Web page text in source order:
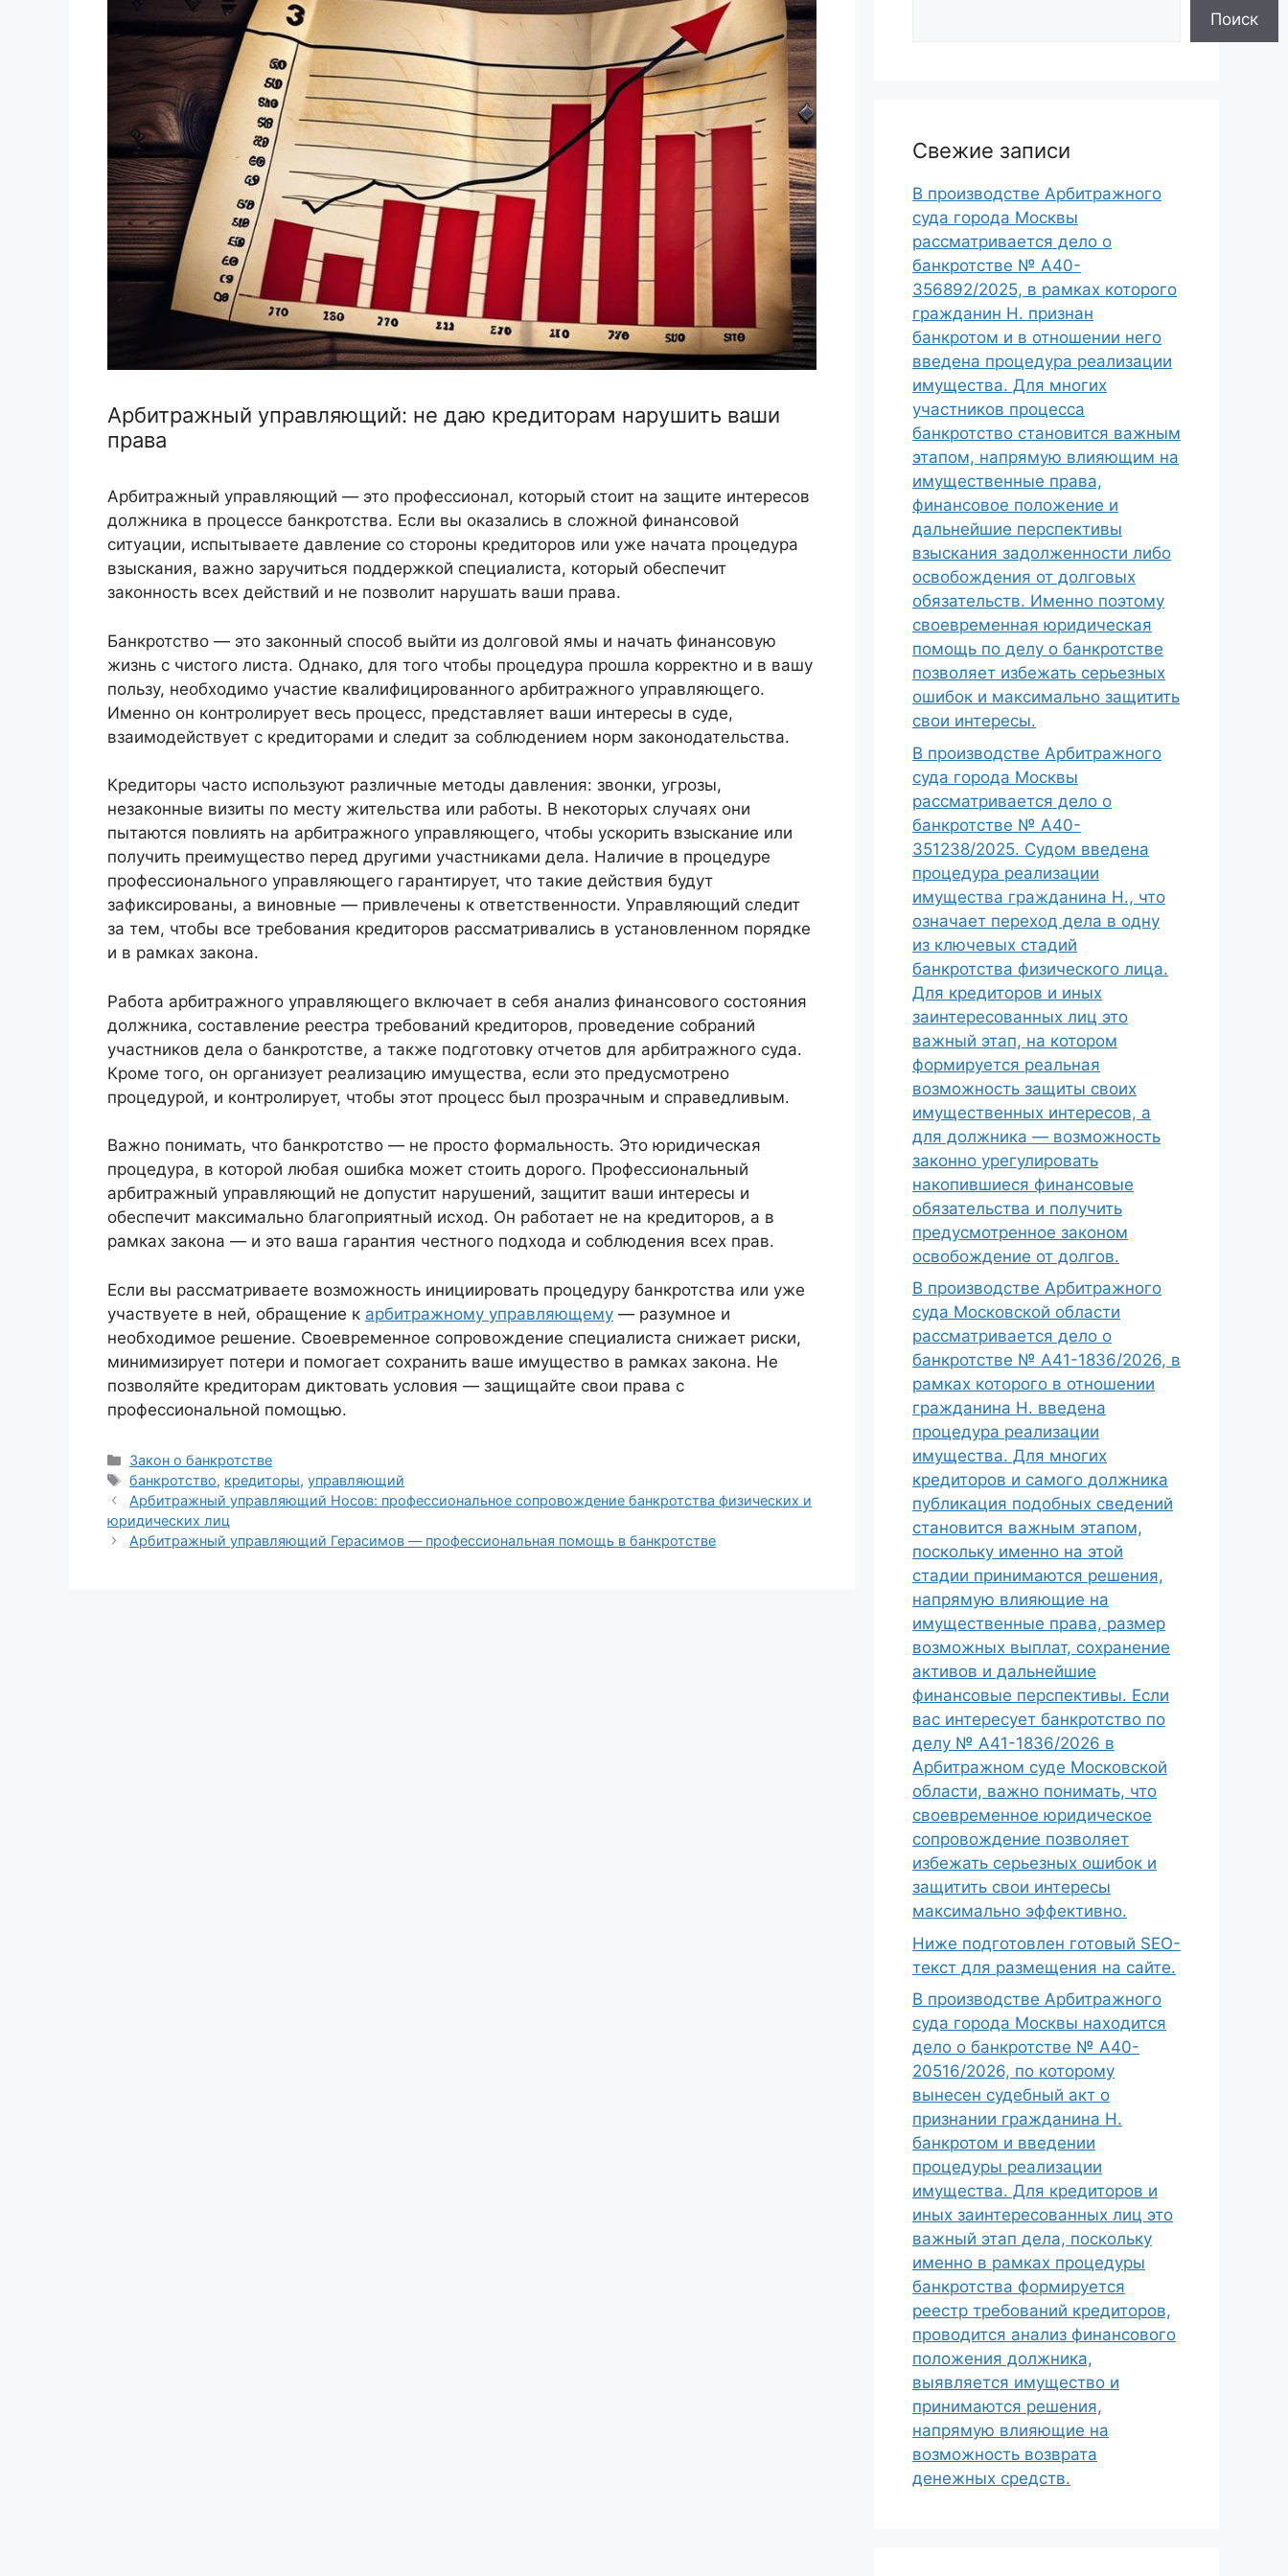
Арбитражный управляющий: не даю кредиторам нарушить ваши
права
Арбитражный управляющий — это профессионал, который стоит на защите интересов
должника в процессе банкротства. Если вы оказались в сложной финансовой
ситуации, испытываете давление со стороны кредиторов или уже начата процедура
взыскания, важно заручиться поддержкой специалиста, который обеспечит
законность всех действий и не позволит нарушать ваши права.
Банкротство — это законный способ выйти из долговой ямы и начать финансовую
жизнь с чистого листа. Однако, для того чтобы процедура прошла корректно и в вашу
пользу, необходимо участие квалифицированного арбитражного управляющего.
Именно он контролирует весь процесс, представляет ваши интересы в суде,
взаимодействует с кредиторами и следит за соблюдением норм законодательства.
Кредиторы часто используют различные методы давления: звонки, угрозы,
незаконные визиты по месту жительства или работы. В некоторых случаях они
пытаются повлиять на арбитражного управляющего, чтобы ускорить взыскание или
получить преимущество перед другими участниками дела. Наличие в процедуре
профессионального управляющего гарантирует, что такие действия будут
зафиксированы, а виновные — привлечены к ответственности. Управляющий следит
за тем, чтобы все требования кредиторов рассматривались в установленном порядке
и в рамках закона.
Работа арбитражного управляющего включает в себя анализ финансового состояния
должника, составление реестра требований кредиторов, проведение собраний
участников дела о банкротстве, а также подготовку отчетов для арбитражного суда.
Кроме того, он организует реализацию имущества, если это предусмотрено
процедурой, и контролирует, чтобы этот процесс был прозрачным и справедливым.
Важно понимать, что банкротство — не просто формальность. Это юридическая
процедура, в которой любая ошибка может стоить дорого. Профессиональный
арбитражный управляющий не допустит нарушений, защитит ваши интересы и
обеспечит максимально благоприятный исход. Он работает не на кредиторов, а в
рамках закона — и это ваша гарантия честного подхода и соблюдения всех прав.
Если вы рассматриваете возможность инициировать процедуру банкротства или уже
участвуете в ней, обращение к арбитражному управляющему — разумное и
необходимое решение. Своевременное сопровождение специалиста снижает риски,
минимизирует потери и помогает сохранить ваше имущество в рамках закона. Не
позволяйте кредиторам диктовать условия — защищайте свои права с
профессиональной помощью.
Рубрики
Закон о банкротстве
Метки
банкротство, кредиторы,управляющий
Арбитражный управляющий Носов: профессиональное сопровождение банкротства физических и
юридических лиц
Арбитражный управляющий Герасимов — профессиональная помощь в банкротстве
Поиск
Свежие записи
В производстве Арбитражного
суда города Москвы
рассматривается дело о
банкротстве № А40-
356892/2025, в рамках которого
гражданин Н. признан
банкротом и в отношении него
введена процедура реализации
имущества. Для многих
участников процесса
банкротство становится важным
этапом, напрямую влияющим на
имущественные права,
финансовое положение и
дальнейшие перспективы
взыскания задолженности либо
освобождения от долговых
обязательств. Именно поэтому
своевременная юридическая
помощь по делу о банкротстве
позволяет избежать серьезных
ошибок и максимально защитить
свои интересы.
В производстве Арбитражного
суда города Москвы
рассматривается дело о
банкротстве № А40-
351238/2025. Судом введена
процедура реализации
имущества гражданина Н., что
означает переход дела в одну
из ключевых стадий
банкротства физического лица.
Для кредиторов и иных
заинтересованных лиц это
важный этап, на котором
формируется реальная
возможность защиты своих
имущественных интересов, а
для должника — возможность
законно урегулировать
накопившиеся финансовые
обязательства и получить
предусмотренное законом
освобождение от долгов.
В производстве Арбитражного
суда Московской области
рассматривается дело о
банкротстве № А41-1836/2026, в
рамках которого в отношении
гражданина Н. введена
процедура реализации
имущества. Для многих
кредиторов и самого должника
публикация подобных сведений
становится важным этапом,
поскольку именно на этой
стадии принимаются решения,
напрямую влияющие на
имущественные права, размер
возможных выплат, сохранение
активов и дальнейшие
финансовые перспективы. Если
вас интересует банкротство по
делу № А41-1836/2026 в
Арбитражном суде Московской
области, важно понимать, что
своевременное юридическое
сопровождение позволяет
избежать серьезных ошибок и
защитить свои интересы
максимально эффективно.
Ниже подготовлен готовый SEO-
текст для размещения на сайте.
В производстве Арбитражного
суда города Москвы находится
дело о банкротстве № А40-
20516/2026, по которому
вынесен судебный акт о
признании гражданина Н.
банкротом и введении
процедуры реализации
имущества. Для кредиторов и
иных заинтересованных лиц это
важный этап дела, поскольку
именно в рамках процедуры
банкротства формируется
реестр требований кредиторов,
проводится анализ финансового
положения должника,
выявляется имущество и
принимаются решения,
напрямую влияющие на
возможность возврата
денежных средств.